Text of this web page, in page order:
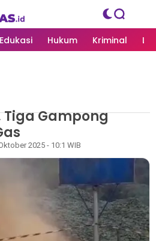
Edukasi Hukum Kriminal
TIMUR
Tiga Gampong
2025 - 10:1 WIB